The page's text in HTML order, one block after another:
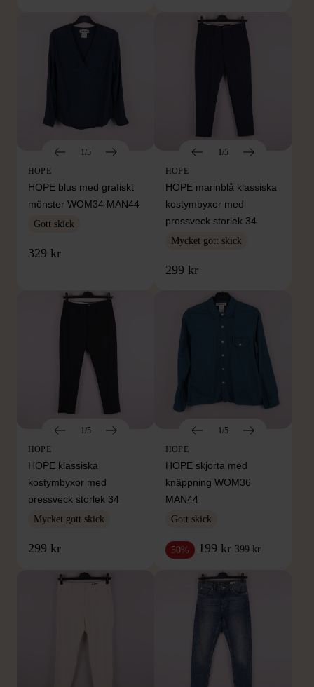
1/5
HOPE
HOPE blus med grafiskt
mönster WOM34 MAN44
Gott skick
329 kr
1/5
HOPE
HOPE marinblå klassiska
kostymbyxor med
pressveck storlek 34
Mycket gott skick
299 kr
1/5
HOPE
HOPE klassiska
kostymbyxor med
pressveck storlek 34
Mycket gott skick
299 kr
1/5
HOPE
HOPE skjorta med
knäppning WOM36
MAN44
Gott skick
50% 199 kr 399 kr